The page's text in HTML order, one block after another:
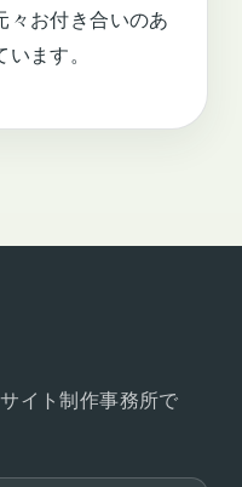
々お付き合いのあ
ます。
イト制作事務所で